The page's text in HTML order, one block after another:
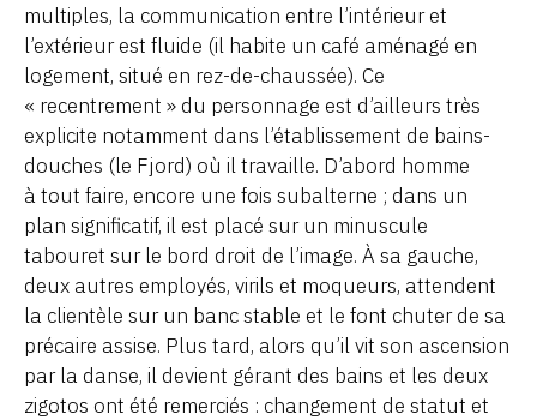
multiples, la communication entre l’intérieur et
l’extérieur est fluide (il habite un café aménagé en
logement, situé en rez-de-chaussée). Ce
« recentrement » du personnage est d’ailleurs très
explicite notamment dans l’établissement de bains-
douches (le Fjord) où il travaille. D’abord homme
à tout faire, encore une fois subalterne ; dans un
plan significatif, il est placé sur un minuscule
tabouret sur le bord droit de l’image. À sa gauche,
deux autres employés, virils et moqueurs, attendent
la clientèle sur un banc stable et le font chuter de sa
précaire assise. Plus tard, alors qu’il vit son ascension
par la danse, il devient gérant des bains et les deux
zigotos ont été remerciés : changement de statut et